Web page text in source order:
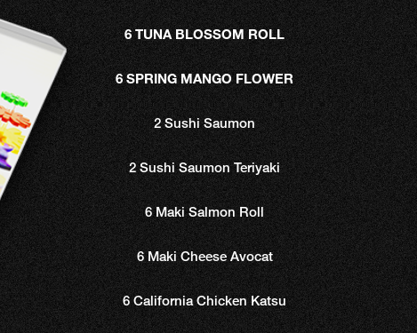
6 TUNA BLOSSOM ROLL
6 SPRING MANGO FLOWER
2 Sushi Saumon
2 Sushi Saumon Teriyaki
6 Maki Salmon Roll
6 Maki Cheese Avocat
6 California Chicken Katsu